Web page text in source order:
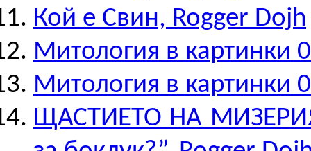
Кой е Свин, Rogger Dojh
Митология в картинки
Митология в картинки
ЩАСТИЕТО НА